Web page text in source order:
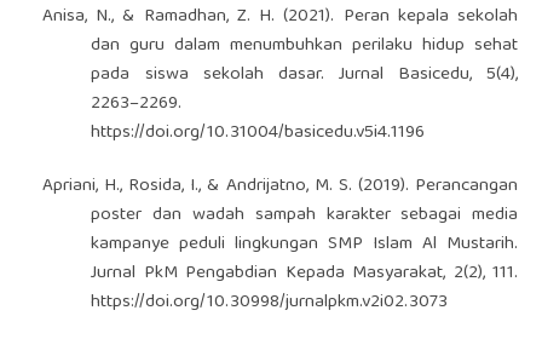
Anisa, N., & Ramadhan, Z. H. (2021). Peran kepala sekolah
dan guru dalam menumbuhkan perilaku hidup sehat
pada siswa sekolah dasar. Jurnal Basicedu, 5(4),
2263–2269.
https://doi.org/10.31004/basicedu.v5i4.1196
Apriani, H., Rosida, I., & Andrijatno, M. S. (2019). Perancangan
poster dan wadah sampah karakter sebagai media
kampanye peduli lingkungan SMP Islam Al Mustarih.
Jurnal PkM Pengabdian Kepada Masyarakat, 2(2), 111.
https://doi.org/10.30998/jurnalpkm.v2i02.3073